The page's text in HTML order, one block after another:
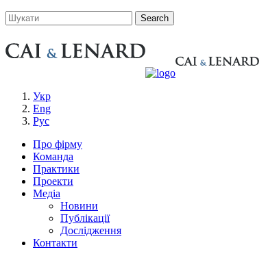
Укр
Eng
Рус
Про фірму
Команда
Практики
Проекти
Медіа
Новини
Публікації
Дослідження
Контакти